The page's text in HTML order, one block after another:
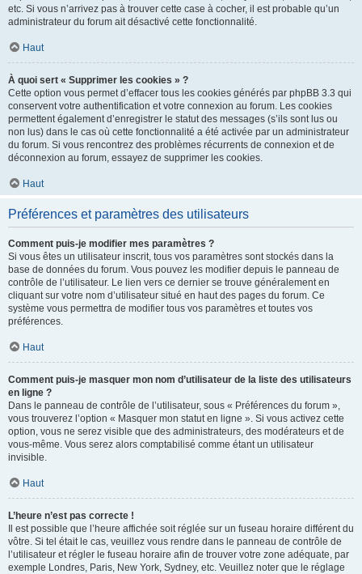
etc. Si vous n’arrivez pas à trouver cette case à cocher, il est probable qu’un
administrateur du forum ait désactivé cette fonctionnalité.
Haut
À quoi sert « Supprimer les cookies » ?
Cette option vous permet d’effacer tous les cookies générés par phpBB 3.3 qui
conservent votre authentification et votre connexion au forum. Les cookies
permettent également d’enregistrer le statut des messages (s’ils sont lus ou
non lus) dans le cas où cette fonctionnalité a été activée par un administrateur
du forum. Si vous rencontrez des problèmes récurrents de connexion et de
déconnexion au forum, essayez de supprimer les cookies.
Haut
Préférences et paramètres des utilisateurs
Comment puis-je modifier mes paramètres ?
Si vous êtes un utilisateur inscrit, tous vos paramètres sont stockés dans la
base de données du forum. Vous pouvez les modifier depuis le panneau de
contrôle de l’utilisateur. Le lien vers ce dernier se trouve généralement en
cliquant sur votre nom d’utilisateur situé en haut des pages du forum. Ce
système vous permettra de modifier tous vos paramètres et toutes vos
préférences.
Haut
Comment puis-je masquer mon nom d’utilisateur de la liste des utilisateurs
en ligne ?
Dans le panneau de contrôle de l’utilisateur, sous « Préférences du forum »,
vous trouverez l’option « Masquer mon statut en ligne ». Si vous activez cette
option, vous ne serez visible que des administrateurs, des modérateurs et de
vous-même. Vous serez alors comptabilisé comme étant un utilisateur
invisible.
Haut
L’heure n’est pas correcte !
Il est possible que l’heure affichée soit réglée sur un fuseau horaire différent du
vôtre. Si tel était le cas, veuillez vous rendre dans le panneau de contrôle de
l’utilisateur et régler le fuseau horaire afin de trouver votre zone adéquate, par
exemple Londres, Paris, New York, Sydney, etc. Veuillez noter que le réglage